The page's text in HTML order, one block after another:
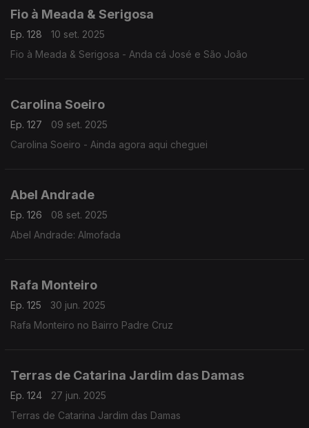
Fio à Meada & Serigosa
Ep. 128
10 set. 2025
Fio à Meada & Serigosa - Anda cá José e São João
Carolina Soeiro
Ep. 127
09 set. 2025
Carolina Soeiro - Ainda agora aqui cheguei
Abel Andrade
Ep. 126
08 set. 2025
Abel Andrade: Almofada
Rafa Monteiro
Ep. 125
30 jun. 2025
Rafa Monteiro no Bairro Padre Cruz
Terras de Catarina Jardim das Damas
Ep. 124
27 jun. 2025
Terras de Catarina Jardim das Damas